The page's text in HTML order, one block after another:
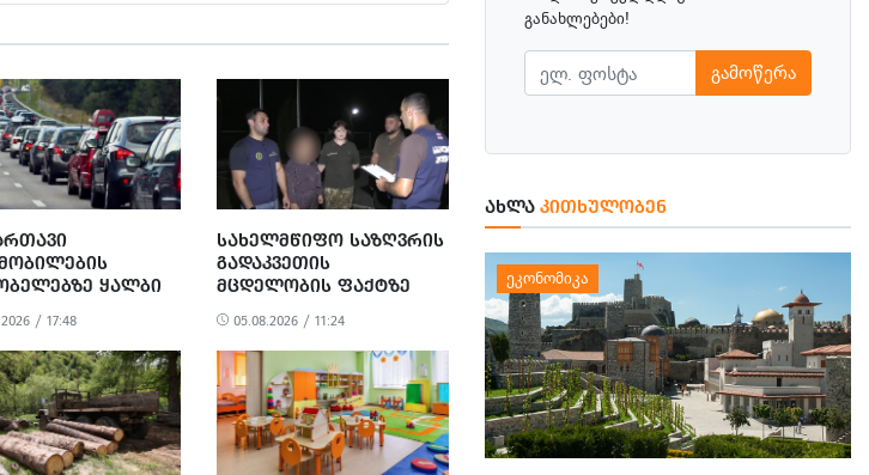
ᲧᲐᲚᲑᲘ
ᲒᲐᲪᲔᲛᲘᲡᲗᲕᲘᲡ
ᲓᲐᲐᲙᲐᲕᲔᲡ
/ 17:48
ᲡᲐᲮᲔᲚᲛᲬᲘᲤᲝ ᲡᲐᲖᲦᲕᲠᲘᲡ
ᲒᲐᲓᲐᲙᲕᲔᲗᲘᲡ
ᲛᲪᲓᲔᲚᲝᲑᲘᲡ ᲤᲐᲥᲢᲖᲔ
ᲡᲐᲛᲘ ᲛᲝᲥᲐᲚᲐᲥᲔ
ᲓᲐᲐᲙᲐᲕᲔᲡ.
05.08.2026 / 11:24
განახლებები!
გამოწერა
ᲐᲮᲚᲐᲙᲘᲗᲮᲣᲚᲝᲑᲔᲜ